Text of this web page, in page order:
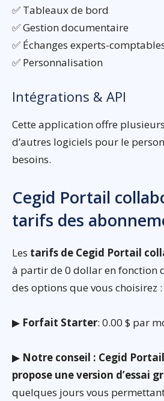
✅ Tableaux de bord
✅ Gestion documentaire
✅ Échanges experts-
✅ Personnalisation
Intégrations & API
Cette application offre
d’autres logiciels pour le
besoins.
Cegid Portail
tarifs des
Les tarifs de Cegid Portail
à partir de 0 dollar en fonction
des options que vous choisirez :
▶ Forfait Starter: 0.00 $ par
▶ Notre conseil : Cegid
propose une version d’essai
quelques jours vous